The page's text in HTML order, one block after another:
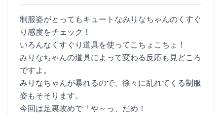
制服姿がとってもキュートなみりなちゃんのくすぐ
り感度をチェック！
いろんなくすぐり道具を使ってこちょこちょ！
みりなちゃんの道具によって変わる反応も見どころ
ですよ。
みりなちゃんが暴れるので、徐々に乱れてくる制服
姿もそそります。
今回は足裏攻めで「や～っ、だめ！